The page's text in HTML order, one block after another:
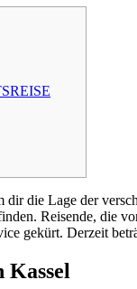
die Lage der
Reisende, die
gekürt. Derzeit
Kassel